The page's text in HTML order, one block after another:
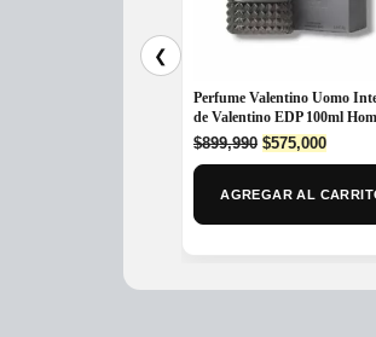
❮
Perfume Valentino Uomo
de Valentino EDP 100ml
$899,990 Original
price
$575,000Current
price
AGREGAR AL